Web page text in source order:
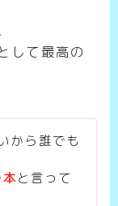
して最高の
から誰でも
と言って